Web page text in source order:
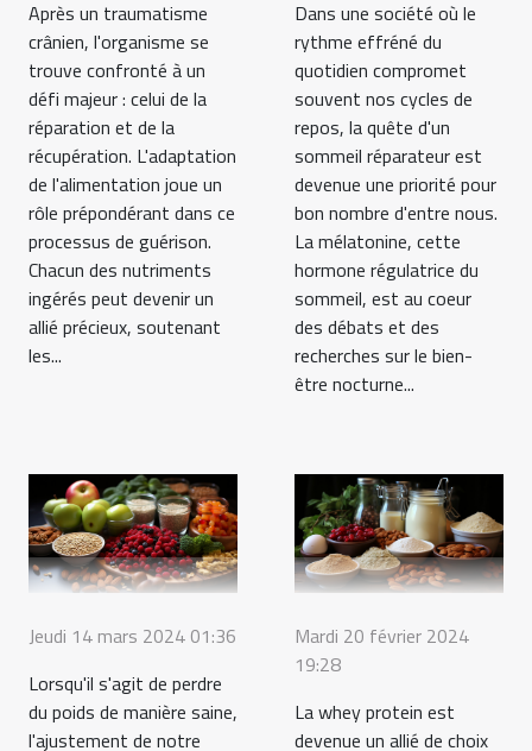
Après un traumatisme
crânien, l'organisme se
trouve confronté à un
défi majeur : celui de la
réparation et de la
récupération. L'adaptation
de l'alimentation joue un
rôle prépondérant dans ce
processus de guérison.
Chacun des nutriments
ingérés peut devenir un
allié précieux, soutenant
les...
Dans une société où le
rythme effréné du
quotidien compromet
souvent nos cycles de
repos, la quête d'un
sommeil réparateur est
devenue une priorité pour
bon nombre d'entre nous.
La mélatonine, cette
hormone régulatrice du
sommeil, est au coeur
des débats et des
recherches sur le bien-
être nocturne...
Jeudi 14 mars 2024 01:36
Lorsqu'il s'agit de perdre
du poids de manière saine,
l'ajustement de notre
Mardi 20 février 2024
19:28
La whey protein est
devenue un allié de choix